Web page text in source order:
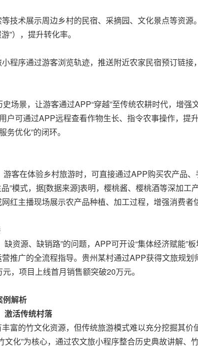
技术展示周边乡村的民宿、采摘园、文化景点等资
”），提升转化率。
程序通过游客浏览轨迹，推送附近农家民宿预订链接
场景，让游客通过APP“穿越”至传统农耕时代，增强
户可通过APP远程查看作物生长、指令农事操作，提
务优化”的闭环。
游客在体验乡村旅游时，可直接通过APP购买农产品
”模式，据[数据来源]表明，樱桃酱、樱桃酒等深加
红主播现场展示农产品种植、加工过程，增强消费者
缺资源、缺销路”的问题，APP可开设“集体经济赋能”
推广的全流程指导。贵州某村通过APP获得文旅规划
，项目上线首月销售额突破20万元。
例解析
激活传统村落
富的竹文化资源，但传统旅游模式难以充分挖掘其价
文化”为核心，通过农文旅小程序整合历史典故讲解